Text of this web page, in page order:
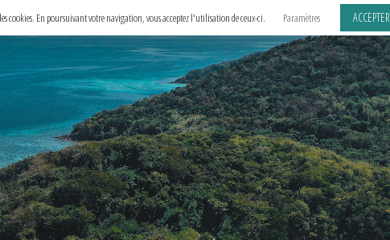
cookies. En poursuivant votre navigation, vous acceptez l'utilisation de ceux-ci. Paramètres ACCEPTER